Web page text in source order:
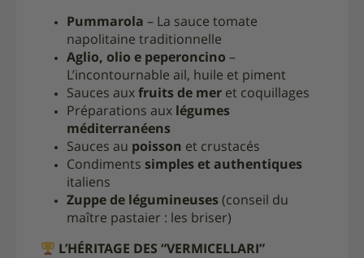
Pummarola – La sauce tomate
napolitaine traditionnelle
Aglio, olio e peperoncino –
L’incontournable ail, huile et piment
Sauces aux fruits de mer et coquillages
Préparations aux légumes
méditerranéens
Sauces au poisson et crustacés
Condiments simples et authentiques
italiens
Zuppe de légumineuses (conseil du
maître pastaier : les briser)
L’HÉRITAGE DES “VERMICELLARI”